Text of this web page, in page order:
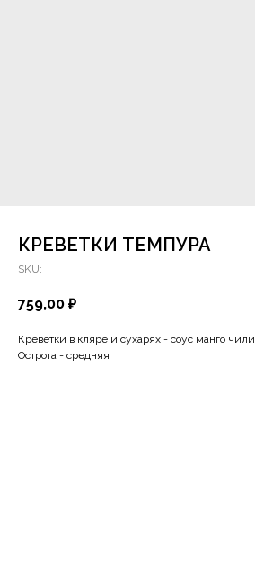
КРЕВЕТКИ ТЕМПУРА
SKU:
759,00 ₽
Креветки в кляре и сухарях - соус манго чили
Острота - средняя